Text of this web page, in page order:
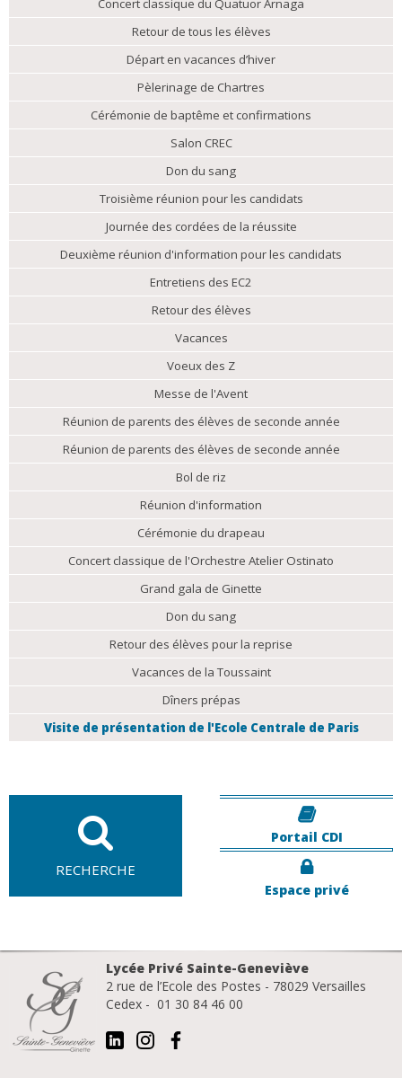
Concert classique du Quatuor Arnaga
Retour de tous les élèves
Départ en vacances d’hiver
Pèlerinage de Chartres
Cérémonie de baptême et confirmations
Salon CREC
Don du sang
Troisième réunion pour les candidats
Journée des cordées de la réussite
Deuxième réunion d'information pour les candidats
Entretiens des EC2
Retour des élèves
Vacances
Voeux des Z
Messe de l'Avent
Réunion de parents des élèves de seconde année
Réunion de parents des élèves de seconde année
Bol de riz
Réunion d'information
Cérémonie du drapeau
Concert classique de l'Orchestre Atelier Ostinato
Grand gala de Ginette
Don du sang
Retour des élèves pour la reprise
Vacances de la Toussaint
Dîners prépas
Visite de présentation de l'Ecole Centrale de Paris
RECHERCHE
Portail CDI
Espace privé
Lycée Privé Sainte-Geneviève
2 rue de l’Ecole des Postes - 78029 Versailles
Cedex - 01 30 84 46 00